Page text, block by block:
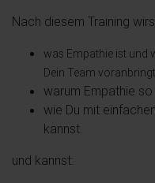
Nach diesem Training
was Empathie ist und
Dein Team
warum Empathie
wie Du mit
kannst.
und kannst: